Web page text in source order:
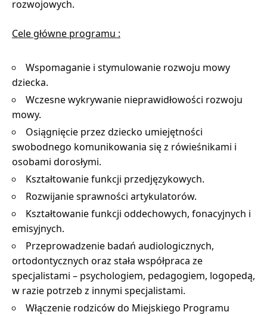
rozwojowych.
Cele główne programu :
Wspomaganie i stymulowanie rozwoju mowy
dziecka.
Wczesne wykrywanie nieprawidłowości rozwoju
mowy.
Osiągnięcie przez dziecko umiejętności
swobodnego komunikowania się z rówieśnikami i
osobami dorosłymi.
Kształtowanie funkcji przedjęzykowych.
Rozwijanie sprawności artykulatorów.
Kształtowanie funkcji oddechowych, fonacyjnych i
emisyjnych.
Przeprowadzenie badań audiologicznych,
ortodontycznych oraz stała współpraca ze
specjalistami – psychologiem, pedagogiem, logopedą,
w razie potrzeb z innymi specjalistami.
Włączenie rodziców do Miejskiego Programu